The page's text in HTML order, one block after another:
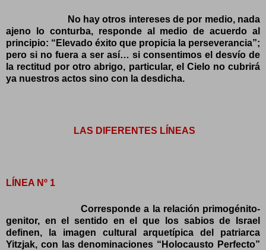
No hay otros intereses de por medio, nada
ajeno lo conturba, responde al medio de acuerdo al
principio: “Elevado éxito que propicia la perseverancia”;
pero si no fuera a ser así… si consentimos el desvío de
la rectitud por otro abrigo, particular, el Cielo no cubrirá
ya nuestros actos sino con la desdicha.
LAS DIFERENTES LÍNEAS
LÍNEA Nº 1
Corresponde a la relación primogénito-
genitor, en el sentido en el que los sabios de Israel
definen, la imagen cultural arquetípica del patriarca
Yitzjak, con las denominaciones “Holocausto Perfecto”